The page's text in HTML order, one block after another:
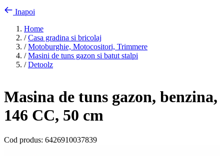
Inapoi
Home
/ Casa gradina si bricolaj
/ Motoburghie, Motocositori, Trimmere
/ Masini de tuns gazon si batut stalpi
/ Detoolz
Masina de tuns gazon, benzina,
146 CC, 50 cm
Cod produs: 6426910037839